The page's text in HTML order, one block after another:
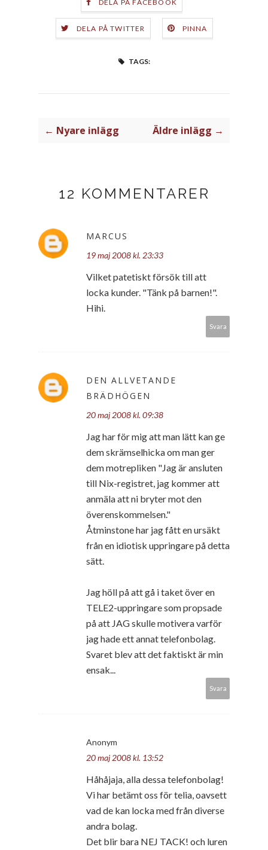
DELA PÅ FACEBOOK
DELA PÅ TWITTER PINNA
TAGS:
← Nyare inlägg Äldre inlägg →
12 KOMMENTARER
MARCUS
19 maj 2008 kl. 23:33
Vilket patetiskt försök till att
locka kunder. "Tänk på barnen!".
Hihi.
Svara
DEN ALLVETANDE
BRÄDHÖGEN
20 maj 2008 kl. 09:38
Jag har för mig att man lätt kan ge
dem skrämselhicka om man ger
dem motrepliken "Jag är ansluten
till Nix-registret, jag kommer att
anmäla att ni bryter mot den
överenskommelsen."
Åtminstone har jag fått en ursäkt
från en idiotisk uppringare på detta
sätt.
Jag höll på att gå i taket över en
TELE2-uppringare som propsade
på att JAG skulle motivera varför
jag hade ett annat telefonbolag.
Svaret blev att det faktiskt är min
ensak...
Svara
Anonym
20 maj 2008 kl. 13:52
Håhåjaja, alla dessa telefonbolag!
Vi har betämt oss för telia, oavsett
vad de kan locka med från diverse
andra bolag.
Det blir bara NEJ TACK! och luren